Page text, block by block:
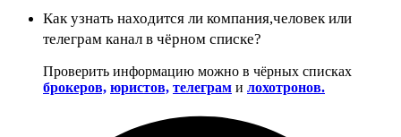
Как узнать находится ли компания,человек или
телеграм канал в чёрном списке?
Проверить информацию можно в чёрных списках
брокеров, юристов, телеграм и лохотронов.